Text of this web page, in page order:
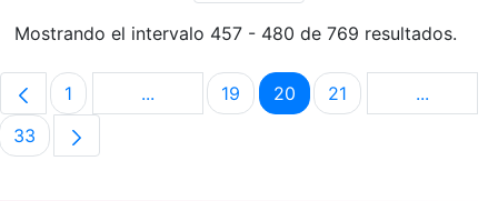
Mostrando el intervalo 457 - 480 de 769 resultados.
Página
1 ...Páginas intermedias Use TAB para
Página
19 Página
20 Página
21 ...Páginas
Página
33